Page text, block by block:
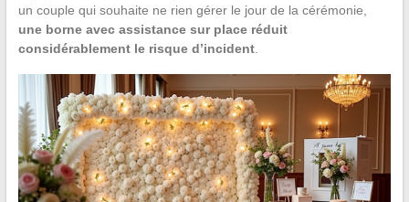
un couple qui souhaite ne rien gérer le jour de la cérémonie,
une borne avec assistance sur place réduit
considérablement le risque d’incident.